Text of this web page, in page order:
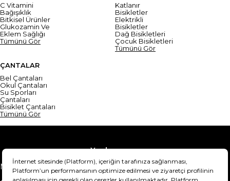
C Vitamini
Bağışıklık
Bitkisel Ürünler
Glukozamin Ve
Eklem Sağlığı
Tümünü Gör
Katlanır
Bisikletler
Elektrikli
Bisikletler
Dağ Bisikletleri
Çocuk Bisikletleri
Tümünü Gör
ÇANTALAR
Bel Çantaları
Okul Çantaları
Su Sporları
Çantaları
Bisiklet Çantaları
Tümünü Gör
Yardım
Mesafeli Satış Sözleşmesi
Teslimat Bilgisi